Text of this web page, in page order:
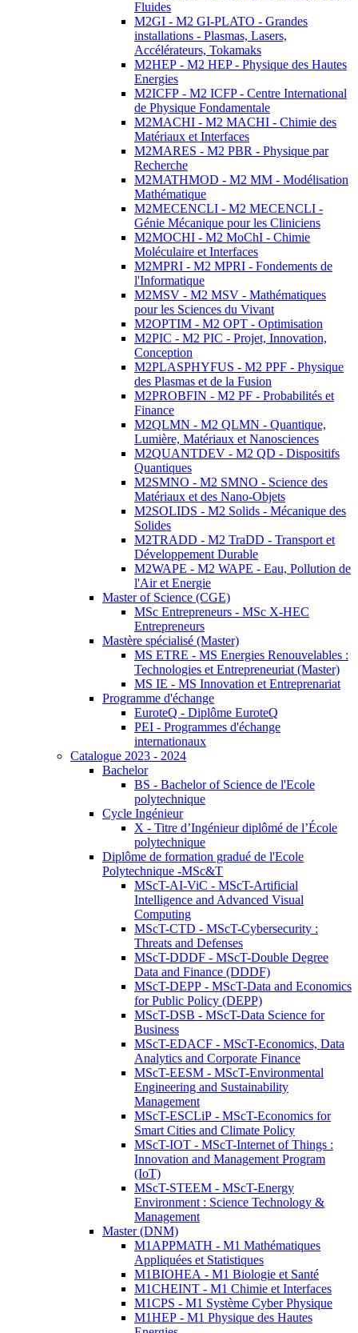
Fluides
M2GI - M2 GI-PLATO - Grandes
installations - Plasmas, Lasers,
Accélérateurs, Tokamaks
M2HEP - M2 HEP - Physique des Hautes
Energies
M2ICFP - M2 ICFP - Centre International
de Physique Fondamentale
M2MACHI - M2 MACHI - Chimie des
Matériaux et Interfaces
M2MARES - M2 PBR - Physique par
Recherche
M2MATHMOD - M2 MM - Modélisation
Mathématique
M2MECENCLI - M2 MECENCLI -
Génie Mécanique pour les Cliniciens
M2MOCHI - M2 MoChI - Chimie
Moléculaire et Interfaces
M2MPRI - M2 MPRI - Fondements de
l'Informatique
M2MSV - M2 MSV - Mathématiques
pour les Sciences du Vivant
M2OPTIM - M2 OPT - Optimisation
M2PIC - M2 PIC - Projet, Innovation,
Conception
M2PLASPHYFUS - M2 PPF - Physique
des Plasmas et de la Fusion
M2PROBFIN - M2 PF - Probabilités et
Finance
M2QLMN - M2 QLMN - Quantique,
Lumière, Matériaux et Nanosciences
M2QUANTDEV - M2 QD - Dispositifs
Quantiques
M2SMNO - M2 SMNO - Science des
Matériaux et des Nano-Objets
M2SOLIDS - M2 Solids - Mécanique des
Solides
M2TRADD - M2 TraDD - Transport et
Développement Durable
M2WAPE - M2 WAPE - Eau, Pollution de
l'Air et Energie
Master of Science (CGE)
MSc Entrepreneurs - MSc X-HEC
Entrepreneurs
Mastère spécialisé (Master)
MS ETRE - MS Energies Renouvelables :
Technologies et Entrepreneuriat (Master)
MS IE - MS Innovation et Entreprenariat
Programme d'échange
EuroteQ - Diplôme EuroteQ
PEI - Programmes d'échange
internationaux
Catalogue 2023 - 2024
Bachelor
BS - Bachelor of Science de l'Ecole
polytechnique
Cycle Ingénieur
X - Titre d’Ingénieur diplômé de l’École
polytechnique
Diplôme de formation gradué de l'Ecole
Polytechnique -MSc&T
MScT-AI-ViC - MScT-Artificial
Intelligence and Advanced Visual
Computing
MScT-CTD - MScT-Cybersecurity :
Threats and Defenses
MScT-DDDF - MScT-Double Degree
Data and Finance (DDDF)
MScT-DEPP - MScT-Data and Economics
for Public Policy (DEPP)
MScT-DSB - MScT-Data Science for
Business
MScT-EDACF - MScT-Economics, Data
Analytics and Corporate Finance
MScT-EESM - MScT-Environmental
Engineering and Sustainability
Management
MScT-ESCLiP - MScT-Economics for
Smart Cities and Climate Policy
MScT-IOT - MScT-Internet of Things :
Innovation and Management Program
(IoT)
MScT-STEEM - MScT-Energy
Environment : Science Technology &
Management
Master (DNM)
M1APPMATH - M1 Mathématiques
Appliquées et Statistiques
M1BIOHEA - M1 Biologie et Santé
M1CHEINT - M1 Chimie et Interfaces
M1CPS - M1 Système Cyber Physique
M1HEP - M1 Physique des Hautes